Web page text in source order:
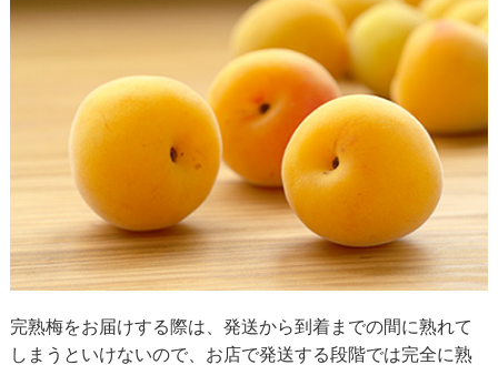
完熟梅をお届けする際は、発送から到着までの間に熟れて
しまうといけないので、お店で発送する段階では完全に熟